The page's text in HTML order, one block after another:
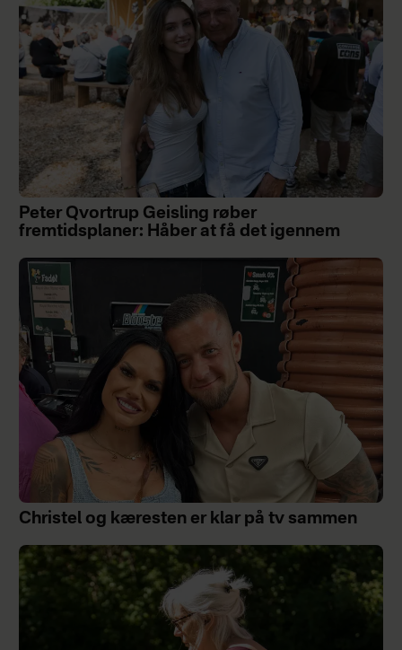
Peter Qvortrup Geisling røber
fremtidsplaner: Håber at få det igennem
Christel og kæresten er klar på tv sammen